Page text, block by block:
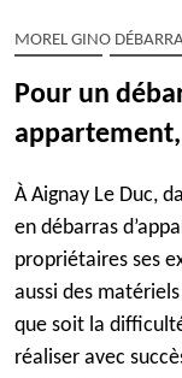
MOREL GINO
Pour un
À Aignay Le Duc,
en débarras
propriétaires ses
aussi des
que soit la
réaliser avec